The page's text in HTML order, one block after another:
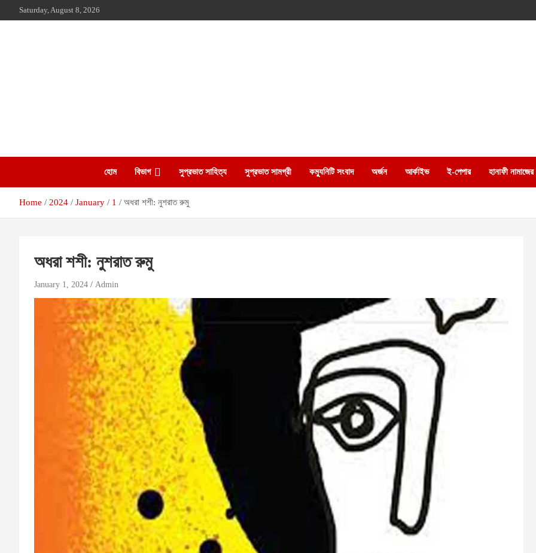
Saturday, August 8, 2026
হোম বিভাগ সুপ্রভাত সাহিত্য সুপ্রভাত সামগ্রী কম্যুনিটি সংবাদ অর্জন আর্কাইভ ই-পেপার হানাফী
Home 2024 January 1 অধরা শশী: নুশরাত রুমু
অধরা শশী: নুশরাত রুমু
January 1, 2024 Admin